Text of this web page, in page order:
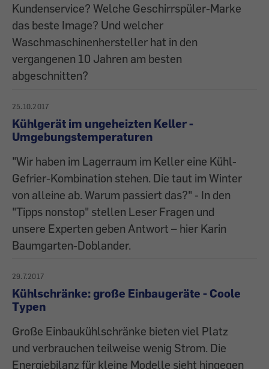
Kundenservice? Welche Geschirrspüler-Marke
das beste Image? Und welcher
Waschmaschinenhersteller hat in den
vergangenen 10 Jahren am besten
abgeschnitten?
25.10.2017
Kühlgerät im ungeheizten Keller -
Umgebungstemperaturen
"Wir haben im Lagerraum im Keller eine Kühl-
Gefrier-Kombination stehen. Die taut im Winter
von alleine ab. Warum passiert das?" - In den
"Tipps nonstop" stellen Leser Fragen und
unsere Experten geben Antwort – hier Karin
Baumgarten-Doblander.
29.7.2017
Kühlschränke: große Einbaugeräte - Coole
Typen
Große Einbaukühlschränke bieten viel Platz
und verbrauchen teilweise wenig Strom. Die
Energiebilanz für kleine Modelle sieht hingegen